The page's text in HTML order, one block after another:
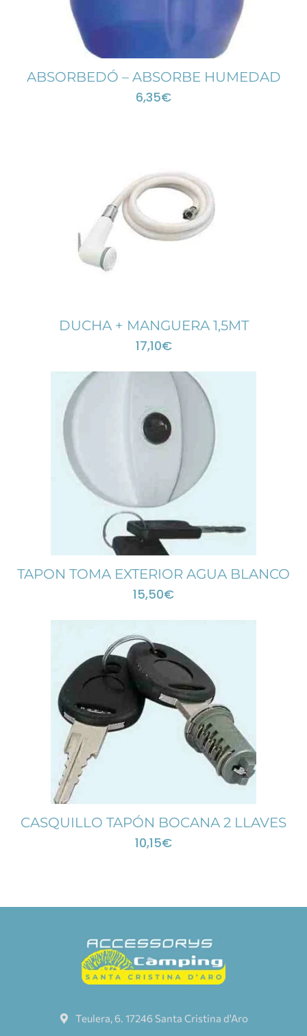
ABSORBEDÓ – ABSORBE HUMEDAD
6,35€
DUCHA + MANGUERA 1,5MT
17,10€
TAPON TOMA EXTERIOR AGUA BLANCO
15,50€
CASQUILLO TAPÓN BOCANA 2 LLAVES
10,15€
Teulera, 6. 17246 Santa Cristina d'Aro